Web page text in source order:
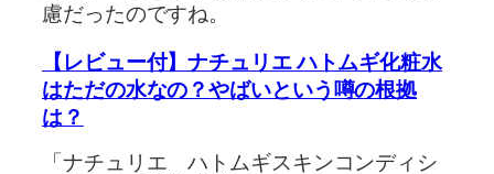
慮だったのですね。
【レビュー付】ナチュリエ ハトムギ化粧水
はただの水なの？やばいという噂の根拠
は？
「ナチュリエ ハトムギスキンコンディシ